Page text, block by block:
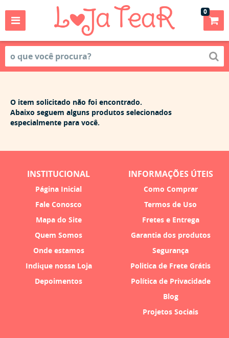
0
O item solicitado não foi encontrado.
Abaixo seguem alguns produtos selecionados
especialmente para você.
INSTITUCIONAL
Página Inicial
Fale Conosco
Mapa do Site
Quem Somos
Onde estamos
Indique nossa Loja
Depoimentos
INFORMAÇÕES ÚTEIS
Como Comprar
Termos de Uso
Fretes e Entrega
Garantia dos produtos
Segurança
Politica de Frete Grátis
Política de Privacidade
Blog
Projetos Sociais